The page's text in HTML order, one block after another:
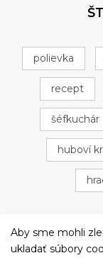
polievka
recept
šéfkuchár
huboví
Aby sme mohli
ukladať súbory